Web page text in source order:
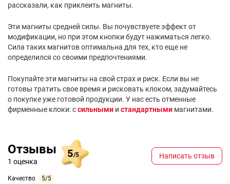
рассказали, как приклеить магниты.
Эти магниты средней силы. Вы почувствуете эффект от
модификации, но при этом кнопки будут нажиматься легко.
Сила таких магнитов оптимальна для тех, кто еще не
определился со своими предпочтениями.
Покупайте эти магниты на свой страх и риск. Если вы не
готовы тратить свое время и рисковать клоком, задумайтесь
о покупке уже готовой продукции. У нас есть отменные
фирменные клоки: ссильными и стандартными магнитами.
Отзывы
1 оценка
5/5
Качество 5/5
Написать отзыв